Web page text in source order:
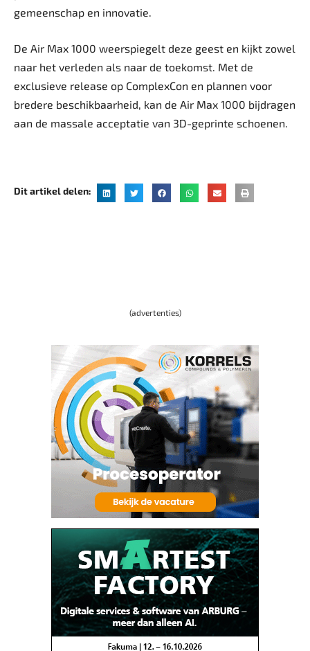
gemeenschap en innovatie.
De Air Max 1000 weerspiegelt deze geest en kijkt zowel
naar het verleden als naar de toekomst. Met de
exclusieve release op ComplexCon en plannen voor
bredere beschikbaarheid, kan de Air Max 1000 bijdragen
aan de massale acceptatie van 3D-geprinte schoenen.
Dit artikel delen:
(advertenties)